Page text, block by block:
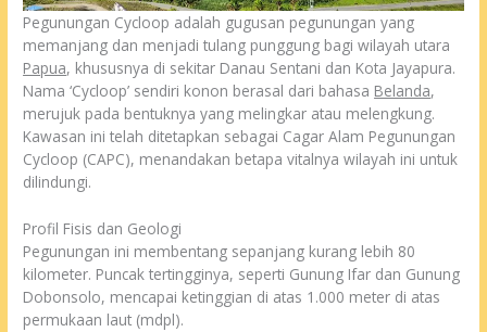
Pegunungan Cycloop adalah gugusan pegunungan yang
memanjang dan menjadi tulang punggung bagi wilayah utara
Papua, khususnya di sekitar Danau Sentani dan Kota Jayapura.
Nama ‘Cycloop’ sendiri konon berasal dari bahasa Belanda,
merujuk pada bentuknya yang melingkar atau melengkung.
Kawasan ini telah ditetapkan sebagai Cagar Alam Pegunungan
Cycloop (CAPC), menandakan betapa vitalnya wilayah ini untuk
dilindungi.
Profil Fisis dan Geologi
Pegunungan ini membentang sepanjang kurang lebih 80
kilometer. Puncak tertingginya, seperti Gunung Ifar dan Gunung
Dobonsolo, mencapai ketinggian di atas 1.000 meter di atas
permukaan laut (mdpl).